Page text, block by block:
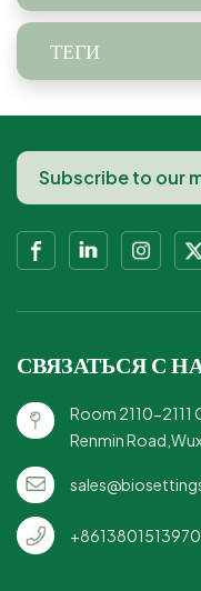
ТЕГИ
СВЯЗАТЬСЯ С
Room 2110-2111
Renmin
+8613801513970